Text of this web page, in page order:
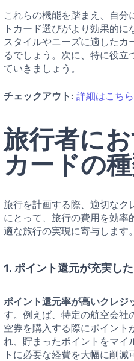
これらの機能を踏まえ、自分
トカード選びがより効果的
スタイルやニーズに適したカ
るでしょう。次に、特に役立
ていきましょう。
チェックアウト: 詳細はこち
旅行者に
カードの
旅行を計画する際、適切なク
にとって、旅行の費用を効率
適な旅行の実現に寄与します
1. ポイント還元が充実し
ポイント還元率が高いクレジ
す。例えば、特定の航空会社
空券を購入する際にポイント
れ、貯まったポイントをマイ
トに必要な経費を大幅に削